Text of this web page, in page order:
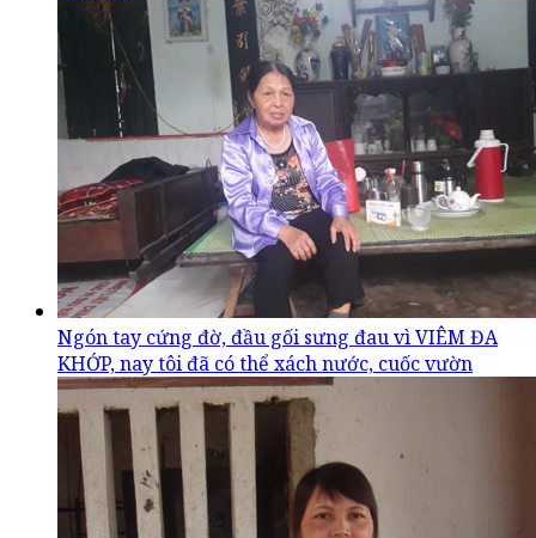
Ngón tay cứng đờ, đầu gối sưng đau vì VIÊM ĐA
KHỚP, nay tôi đã có thể xách nước, cuốc vườn